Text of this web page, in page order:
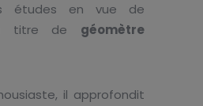
études en vue de
titre de géomètre
il approfondit